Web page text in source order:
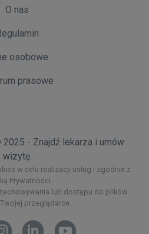
O nas
osobowe
prasowe
- Znajdź lekarza i umów
wizytę.
w celu realizacji usług i zgodnie z
Prywatności.
lub dostępu do plików
przeglądarce.